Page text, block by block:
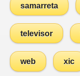
samarreta
televisor
web xic